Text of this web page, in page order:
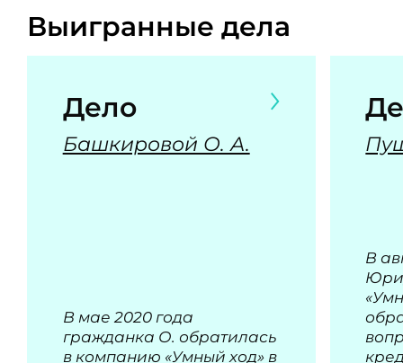
Выигранные дела
Дело
Башкировой О. А.
В мае 2020 года
гражданка О. обратилась
в компанию «Умный ход» в
В